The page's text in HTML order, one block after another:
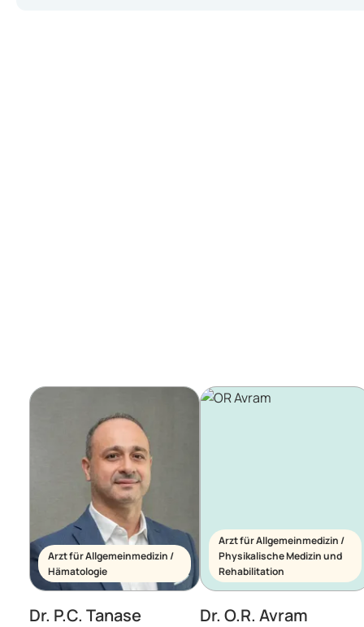
Arzt für Allgemeinmedizin /
Hämatologie
Dr. P.C. Tanase
Arzt für Allgemeinmedizin /
Physikalische Medizin und
Rehabilitation
Dr. O.R. Avram